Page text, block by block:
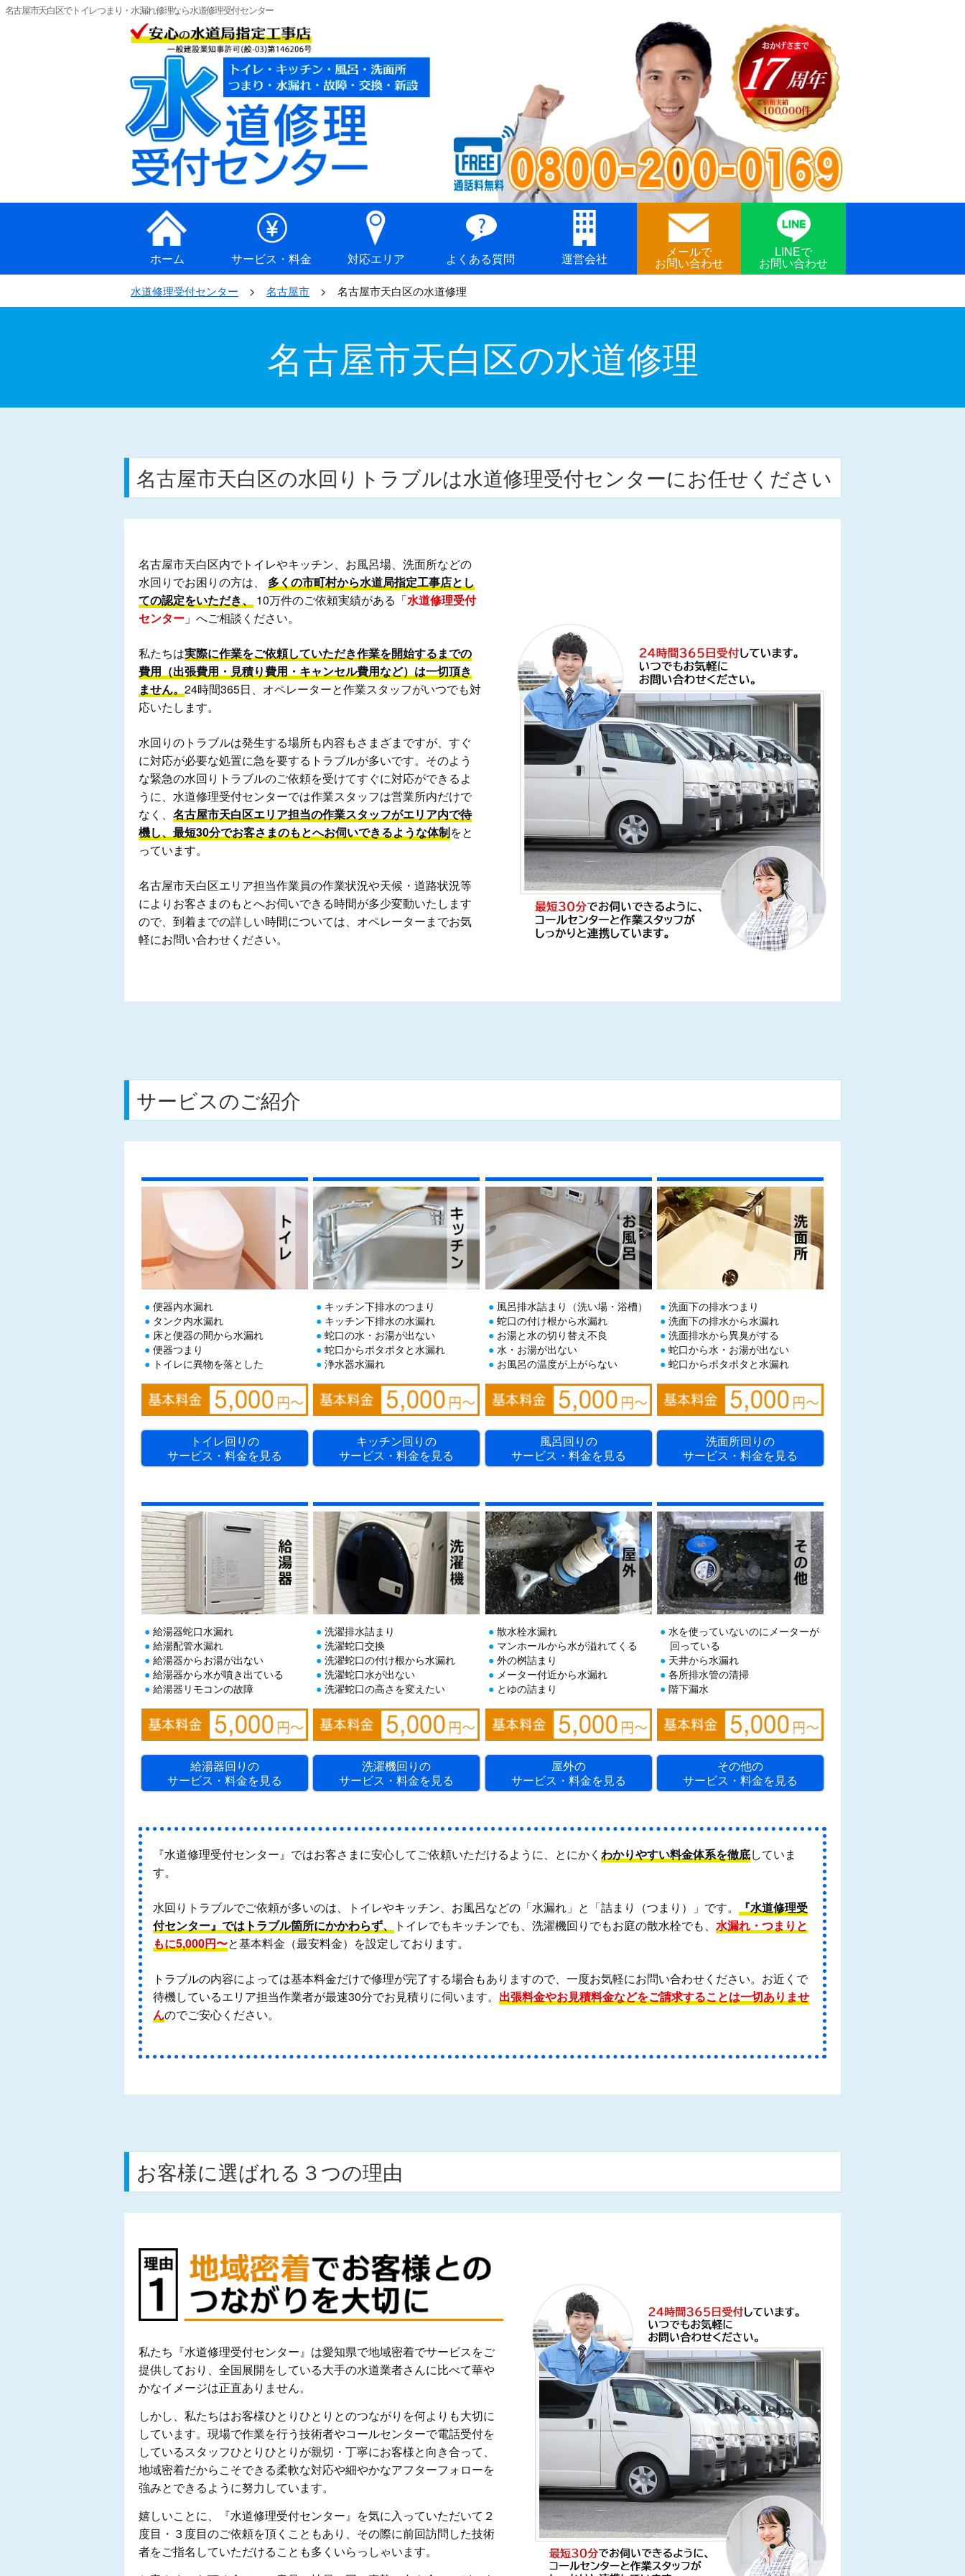
名古屋市天白区でトイレつまり・水漏れ修理なら水道修理受付センター
ホーム サービス・料金 対応エリア よくある質問 運営会社 メールで
お問い合わせ
LINEで
お問い合わせ
水道修理受付センター 名古屋市 名古屋市天白区の水道修理
名古屋市天白区の水道修理
名古屋市天白区の水回りトラブルは水道修理受付センターにお任せください
名古屋市天白区内でトイレやキッチン、お風呂場、洗面所などの
水回りでお困りの方は、 多くの市町村から水道局指定工事店とし
ての認定をいただき、
10万件のご依頼実績がある「水道修理受付
センター 」へご相談ください。
私たちは実際に作業をご依頼していただき作業を開始するまでの
費用（出張費用・見積り費用・キャンセル費用など）は一切頂き
ません。24時間365日、オペレーターと作業スタッフがいつでも対
応いたします。
水回りのトラブルは発生する場所も内容もさまざまですが、すぐ
に対応が必要な処置に急を要するトラブルが多いです。そのよう
な緊急の水回りトラブルのご依頼を受けてすぐに対応ができるよ
うに、水道修理受付センターでは作業スタッフは営業所内だけで
なく、名古屋市天白区エリア担当の作業スタッフがエリア内で待
機し、最短30分でお客さまのもとへお伺いできるような体制をと
っています。
名古屋市天白区エリア担当作業員の作業状況や天候・道路状況等
によりお客さまのもとへお伺いできる時間が多少変動いたします
ので、到着までの詳しい時間については、オペレーターまでお気
軽にお問い合わせください。
サービスのご紹介
便器内水漏れ
タンク内水漏れ
床と便器の間から水漏れ
便器つまり
トイレに異物を落とした
トイレ回りの
サービス・料金を見る
キッチン下排水のつまり
キッチン下排水の水漏れ
蛇口の水・お湯が出ない
蛇口からポタポタと水漏れ
浄水器水漏れ
キッチン回りの
サービス・料金を見る
風呂排水詰まり（洗い場・浴槽）
蛇口の付け根から水漏れ
お湯と水の切り替え不良
水・お湯が出ない
お風呂の温度が上がらない
風呂回りの
サービス・料金を見る
洗面下の排水つまり
洗面下の排水から水漏れ
洗面排水から異臭がする
蛇口から水・お湯が出ない
蛇口からポタポタと水漏れ
洗面所回りの
サービス・料金を見る
給湯器蛇口水漏れ
給湯配管水漏れ
給湯器からお湯が出ない
給湯器から水が噴き出ている
給湯器リモコンの故障
給湯器回りの
サービス・料金を見る
洗濯排水詰まり
洗濯蛇口交換
洗濯蛇口の付け根から水漏れ
洗濯蛇口水が出ない
洗濯蛇口の高さを変えたい
洗濯機回りの
サービス・料金を見る
散水栓水漏れ
マンホールから水が溢れてくる
外の桝詰まり
メーター付近から水漏れ
とゆの詰まり
屋外の
サービス・料金を見る
水を使っていないのにメーターが
回っている
天井から水漏れ
各所排水管の清掃
階下漏水
その他の
サービス・料金を見る
『水道修理受付センター』ではお客さまに安心してご依頼いただけるように、とにかくわかりやすい料金体系を徹底していま
す。
水回りトラブルでご依頼が多いのは、トイレやキッチン、お風呂などの「水漏れ」と「詰まり（つまり）」です。
『水道修理受
付センター』ではトラブル箇所にかかわらず、
トイレでもキッチンでも、洗濯機回りでもお庭の散水栓でも、水漏れ・つまりと
もに5,000円〜と基本料金（最安料金）を設定しております。
トラブルの内容によっては基本料金だけで修理が完了する場合もありますので、一度お気軽にお問い合わせください。お近くで
待機しているエリア担当作業者が最速30分でお見積りに伺います。 出張料金やお見積料金などをご請求することは一切ありませ
んのでご安心ください。
お客様に選ばれる３つの理由
私たち『水道修理受付センター』は愛知県で地域密着でサービスをご
提供しており、全国展開をしている大手の水道業者さんに比べて華や
かなイメージは正直ありません。
しかし、私たちはお客様ひとりひとりとのつながりを何よりも大切に
しています。現場で作業を行う技術者やコールセンターで電話受付を
しているスタッフひとりひとりが親切・丁寧にお客様と向き合って、
地域密着だからこそできる柔軟な対応や細やかなアフターフォローを
強みとできるように努力しています。
嬉しいことに、『水道修理受付センター』を気に入っていただいて２
度目・３度目のご依頼を頂くこともあり、その際に前回訪問した技術
者をご指名していただけることも多くいらっしゃいます。